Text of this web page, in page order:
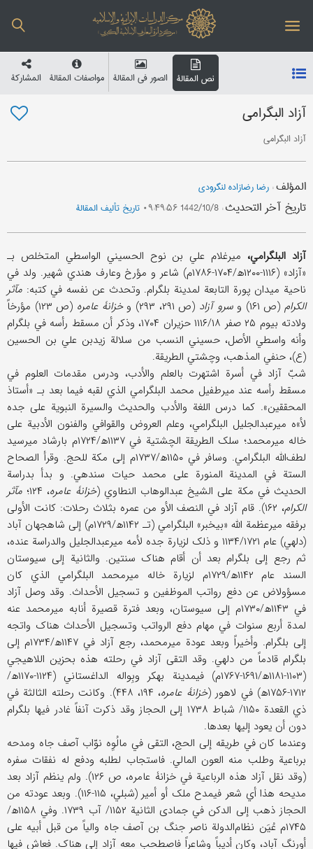
نص المقالة الصور في المقالة مواصفات المقالة المشارکة
آزاد البگرامی
آزاد البگرامی
المؤلف: رضا رضازاده لنگرودی
تاریخ آخر التحدیث: 1442/10/8 ۰۹:۴۹:۵۶ تاریخ تألیف المقالة
آزاد البلگرامي، میرغلام علي بن نوح الحسیني الواسطي المتخلص بـ
«آزاد» (۱۱۱۶-۱۲۰۰ھ/۱۷۰۴-۱۷۸۶م) شاعر و مؤرخ وعارف هندي شهیر. ولد في
ناحیة میدان پورة التابعة لمدینة بلگرام. وتحدث عن نفسه في کتبه: مآثر
الکرام (ص ۱۶۱) و سرو آزاد (ص ۲۹۱، ۲۹۳) و خزانۀ عامره
(ص ۱۲۳) مؤرخاً
ولادته بیوم ۲۵ صفر ۱۱۱۶/۱۸ حزیران ۱۷۰۴، وذکر أن مسقط رأسه في بلگرام
وأنه واسطي الأصل، حسیني النسب من سلالة زیدبن علي بن الحسین
(ع)، حنفي المذهب، وچشتي الطریقة.
شبّ آزاد في أسرة اشتهرت بالعلم والأدب، ودرس مقدمات العلوم في
مسقط رأسه عند میرطفیل محمد البلگرامي الذي لقبه فیما بعد بـ «أستاذ
المحققین». کما درس اللغة والأدب والحدیث والسیرة النبویة علی جده
لأ»ه میرعبدالجلیل البلگرامي، وعلم العروض والقوافي والفنون الأدبیة علی
خاله میرمحمد؛ سلک الطریقة الچشتیة في ۱۱۳۷ھ/۱۷۲۴م بارشاد میرسید
لطف‌اللَّه البلگرامي. وسافر في ۱۱۵۰ھ/۱۷۳۷م إلی مکة للحج. وقرأ الصحاح
الستة في المدینة المنورة علی محمد حیات سندهي. و بدأ بدراسة
الحدیث في مکة علی الشیخ عبدالوهاب النطاوي (خزانۀ عامره، ۱۲۴؛
مآثر
الکرام
، ۱۶۲). قام آزاد في النصف الأو من عمره بثلاث رحلات: کانت الأولی
برفقه میرعظمة اللَّه «بیخبر» البلگرامي (تـ ۱۱۴۲ھ/۱۷۲۹م) إلی شاهجهان آباد
(دلهي) عام ۱۱۳۴/۱۷۲۱ و ذلک لزیارة جده لأمه میرعبدالجلیل والدراسة عنده،
ثم رجع إلی بلگرام بعد أن أقام هناک سنتین. والثانیة إلی سیوستان
السند عام ۱۱۴۲ھ/۱۷۲۹م لزیارة خاله میرمحمد البلگرامي الذي کان
مسؤولاض عن دفع رواتب الموظفین و تسجیل الأحداث. وقد وصل آزاد
في ۱۱۴۳ھ/۱۷۳۰م إلی سیوستان، وبعد فترة قصیرة أنابه میرمحمد عنه
لمدة أربع سنوات في مهام دفع الرواتب وتسجیل الأحداث هناک واتجه
إلی بلگرام. وأخیراً وبعد عودة میرمحمد، رجع آزاد في ۱۱۴۷ھ/۱۷۳۴م إلی
بلگرام قادماً من دلهي. وقد التقی آزاد في رحلته هذه بحزین اللاهیجي
(۱۱۰۳-۱۱۸۱ھ/۱۶۹۱-۱۷۶۷م) فيمدینة بهکر وبِواله الداغستاني (۱۱۲۴-۱۱۷۰ھ/
۱۷۱۲-۱۷۵۶ھ) في لاهور (
خزانۀ عامره
، ۱۹۴، ۴۴۸). وکانت رحلته الثالثة في
ذي القعدة ۱۱۵۰/ شباط ۱۷۳۸ إلی الحجاز وقد ذکرت آنفاً غادر فیها بلگرام
دون أن یعود إلیها بعدها.
وعندما کان في طریقه إلی الحج، التقی في مالُوِه نوّاب آصف جاه ومدحه
برباعیة وطلب منه العون المالي. فاستجاب لطلبه ودفع له نفقات سفره
(وقد نقل آزاد هذه الرباعیة في خزانۀ عامره، ص ۱۲۶). ولم ینظم آزاد بعد
مدیحه هذا أي شعر فيمدح ملک أو أمیر (شبلي، ۱۱۵-۱۱۶). وبعد عودته من
الحجاز ذهب إلی الدکن في جمادی الثانیة ۱۱۵۲/ آب ۱۷۳۹. وفي ۱۱۵۸ھ/
۱۷۴۵م عُیَن نظام‌الدولة ناصر جنگ بن آصف جاه والیاً من قبل أبیه علی
أورنگ آباد، وکان أدیباً وشاعراً فاصطحب معه آزاد إلی هناک. فعاش فیها